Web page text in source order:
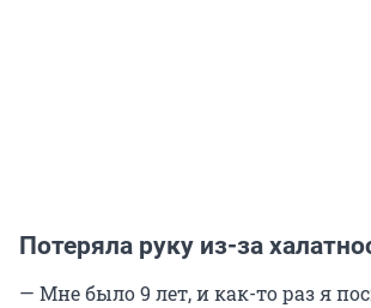
Потеряла руку из-за
— Мне было 9 лет, и как-то раз я